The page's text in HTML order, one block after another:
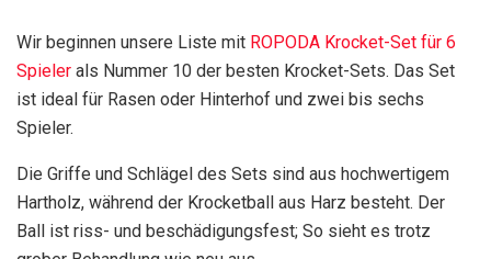
Wir beginnen unsere Liste mit ROPODA Krocket-Set für 6
Spieler als Nummer 10 der besten Krocket-Sets. Das Set
ist ideal für Rasen oder Hinterhof und zwei bis sechs
Spieler.
Die Griffe und Schlägel des Sets sind aus hochwertigem
Hartholz, während der Krocketball aus Harz besteht. Der
Ball ist riss- und beschädigungsfest; So sieht es trotz